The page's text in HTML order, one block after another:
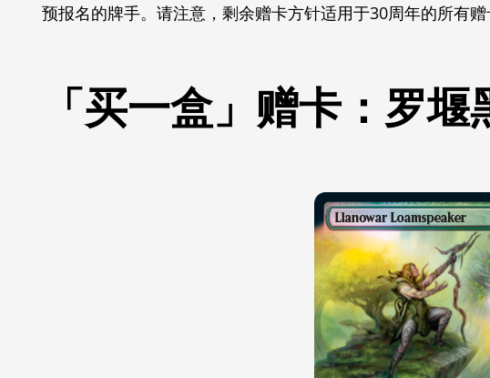
预报名的牌手。请注意，剩余赠卡方针适用于30周年的所有赠
「买一盒」赠卡：罗